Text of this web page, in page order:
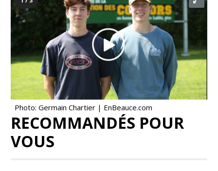
Photo: Germain Chartier | EnBeauce.com
RECOMMANDÉS POUR
VOUS